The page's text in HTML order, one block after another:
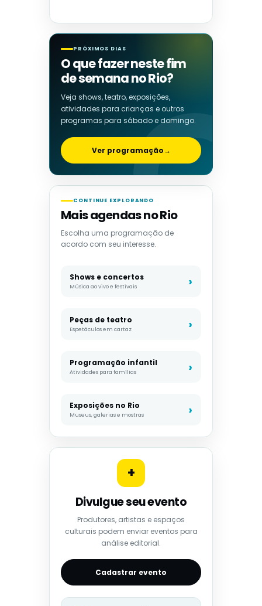
PRÓXIMOS DIAS
O que fazer neste fim
de semana no Rio?
Veja shows, teatro, exposições,
atividades para crianças e outros
programas para sábado e domingo.
Ver programação→
CONTINUE EXPLORANDO
Mais agendas no Rio
Escolha uma programação de
acordo com seu interesse.
Shows e concertos
Música ao vivo e festivais
Peças de teatro
Espetáculos em cartaz
Programação infantil
Atividades para famílias
Exposições no Rio
Museus, galerias e mostras
+
Divulgue seu evento
Produtores, artistas e espaços
culturais podem enviar eventos para
análise editorial.
Cadastrar evento